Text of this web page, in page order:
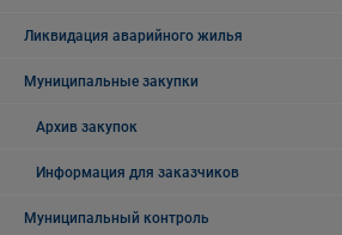
Ликвидация аварийного жилья
Муниципальные закупки
Архив закупок
Информация для заказчиков
Муниципальный контроль